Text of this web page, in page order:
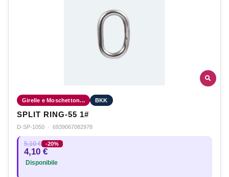
Girelle e Moschetton... BKK
SPLIT RING-55 1#
D-SP-1050 · 6939067082978
5,10 € -20%
4,10 €
Disponibile